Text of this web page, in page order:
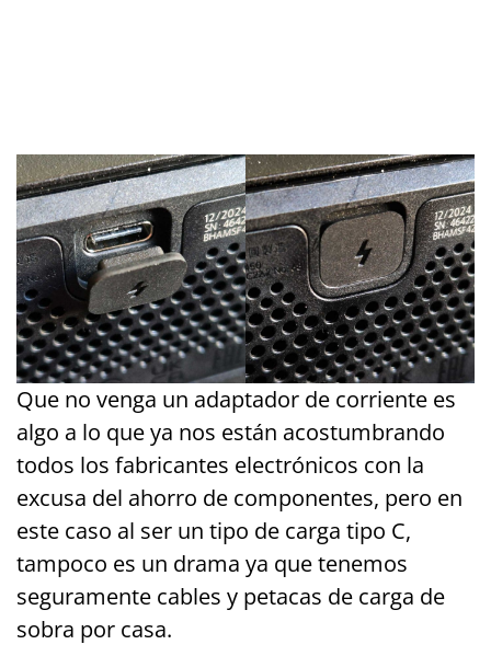
Que no venga un adaptador de corriente es
algo a lo que ya nos están acostumbrando
todos los fabricantes electrónicos con la
excusa del ahorro de componentes, pero en
este caso al ser un tipo de carga tipo C,
tampoco es un drama ya que tenemos
seguramente cables y petacas de carga de
sobra por casa.